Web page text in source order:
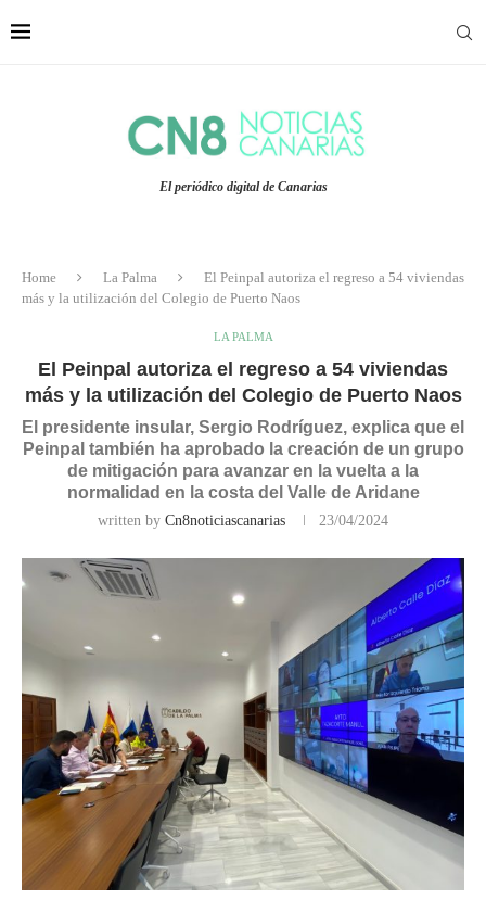
El periódico digital de Canarias
Home La Palma
El Peinpal autoriza el regreso a 54 viviendas
más y la utilización del Colegio de Puerto Naos
LA PALMA
El Peinpal autoriza el regreso a 54 viviendas
más y la utilización del Colegio de Puerto Naos
El presidente insular, Sergio Rodríguez, explica que el
Peinpal también ha aprobado la creación de un grupo
de mitigación para avanzar en la vuelta a la
normalidad en la costa del Valle de Aridane
written by Cn8noticiascanarias 23/04/2024